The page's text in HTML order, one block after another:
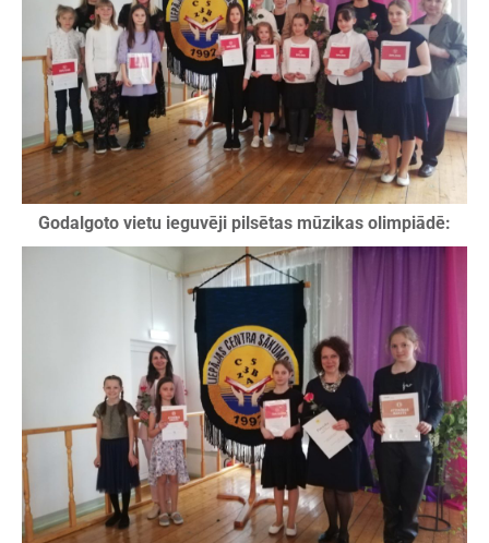
Godalgoto vietu ieguvēji pilsētas mūzikas olimpiādē: